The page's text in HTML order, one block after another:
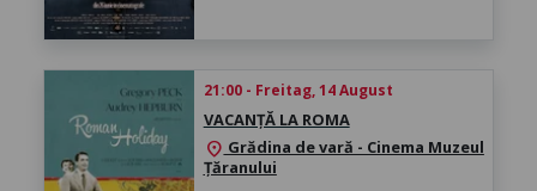
21:00 - Freitag, 14 August
VACANȚĂ LA ROMA
location_on Grădina de vară - Cinema Muzeul
Țăranului